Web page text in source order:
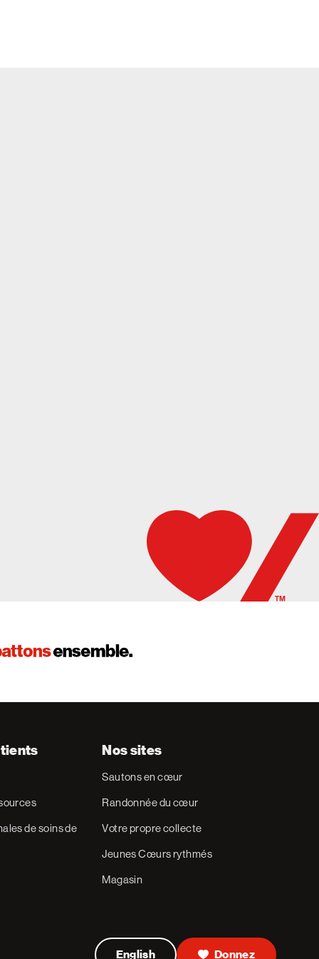
de soins de
Nos sites
Sautons en cœur
Randonnée du cœur
Votre propre collecte
Jeunes Cœurs rythmés
Magasin
English Donnez